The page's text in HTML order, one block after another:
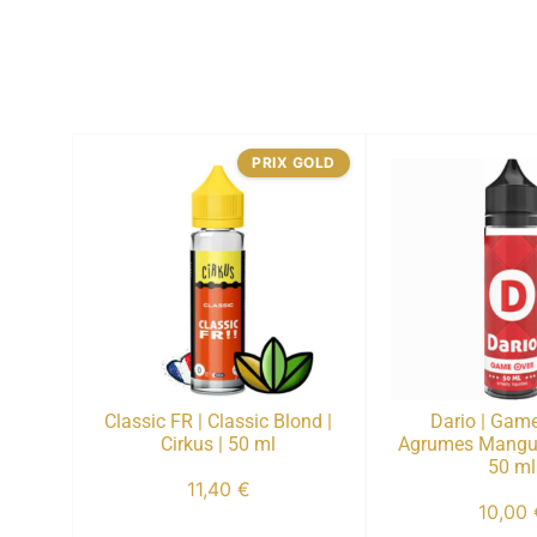
Classic FR | Classic Blond |
Cirkus | 50 ml
11,40 €
PRIX GOLD
Dario |
Agrumes
50 ml
10,00